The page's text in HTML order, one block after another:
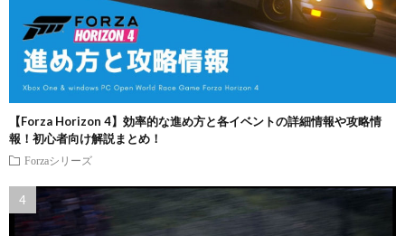
【Forza Horizon 4】効率的な進め方と各イベントの詳細情報や攻略情
報！初心者向け解説まとめ！
Forzaシリーズ